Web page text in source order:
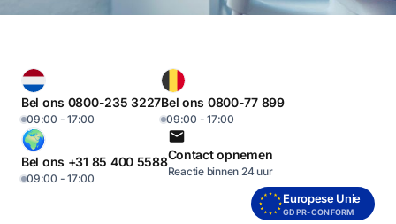
Bel ons 0800-235 3227
09:00 - 17:00
Bel ons 0800-77 899
09:00 - 17:00
Bel ons +31 85 400 5588
09:00 - 17:00
Contact opnemen
Reactie binnen 24 uur
Europese Unie
GDPR-CONFORM